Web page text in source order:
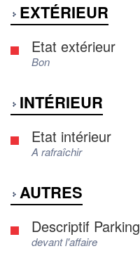
EXTÉRIEUR
Etat extérieur
Bon
INTÉRIEUR
Etat intérieur
A rafraîchir
AUTRES
Descriptif Parking
devant l'affaire